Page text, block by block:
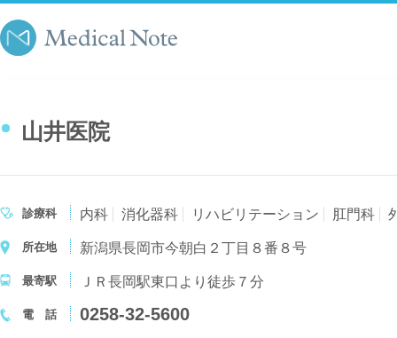
山井医院
診療科 内科 消化器科 リハビリテーション 肛門科
所在地 新潟県長岡市今朝白２丁目８番８号
最寄駅 ＪＲ長岡駅東口より徒歩７分
電 話 0258-32-5600